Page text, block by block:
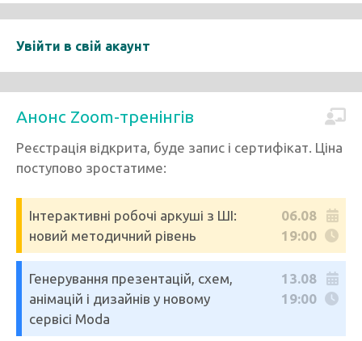
Увійти в свій акаунт
Анонс Zoom-тренінгів
Реєстрація відкрита, буде запис і сертифікат. Ціна
поступово зростатиме:
Інтерактивні робочі аркуші з ШІ:
новий методичний рівень
06.08
19:00
Генерування презентацій, схем,
анімацій і дизайнів у новому
сервісі Moda
13.08
19:00